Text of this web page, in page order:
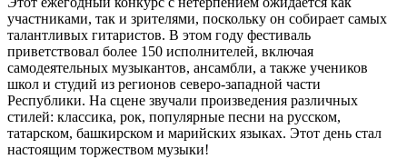
участниками, так и зрителями, поскольку он собирает самых
талантливых гитаристов. В этом году фестиваль
приветствовал более 150 исполнителей, включая
самодеятельных музыкантов, ансамбли, а также учеников
школ и студий из регионов северо-западной части
Республики. На сцене звучали произведения различных
стилей: классика, рок, популярные песни на русском,
татарском, башкирском и марийских языках. Этот день стал
настоящим торжеством музыки!